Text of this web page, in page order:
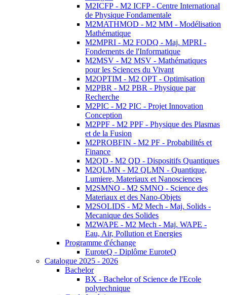
M2ICFP - M2 ICFP - Centre International
de Physique Fondamentale
M2MATHMOD - M2 MM - Modélisation
Mathématique
M2MPRI - M2 FODQ - Maj. MPRI -
Fondements de l'Informatique
M2MSV - M2 MSV - Mathématiques
pour les Sciences du Vivant
M2OPTIM - M2 OPT - Optimisation
M2PBR - M2 PBR - Physique par
Recherche
M2PIC - M2 PIC - Projet Innovation
Conception
M2PPF - M2 PPF - Physique des Plasmas
et de la Fusion
M2PROBFIN - M2 PF - Probabilités et
Finance
M2QD - M2 QD - Dispositifs Quantiques
M2QLMN - M2 QLMN - Quantique,
Lumiere, Materiaux et Nanosciences
M2SMNO - M2 SMNO - Science des
Materiaux et des Nano-Objets
M2SOLIDS - M2 Mech - Maj. Solids -
Mecanique des Solides
M2WAPE - M2 Mech - Maj. WAPE -
Eau, Air, Pollution et Energies
Programme d'échange
EuroteQ - Diplôme EuroteQ
Catalogue 2025 - 2026
Bachelor
BX - Bachelor of Science de l'Ecole
polytechnique